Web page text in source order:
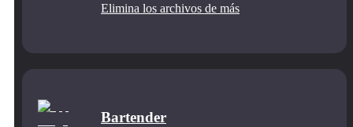
Elimina los archivos de más
Bartender